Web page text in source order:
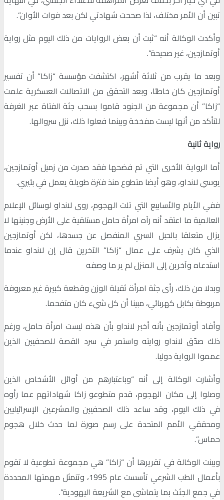
تبين أن الأمر مختلف، لذا صححت شهادتي لكن بعد فوات الأوان”.
وأكدت الوكالة أنه “ثبت أن بعض الروايات من ذلك اليوم مثل رواية
أوتمازجين، غير صحيحة”.
وبعد ما يقرب من ثلاثة أشهر، اكتشفت مؤسسة “زاكا” أن تفسير
أوتمازجين كان خاطئا، وبعد التحقق من الاتصالات العسكرية علمت
“زاكا” أن مجموعة من الجنود قاموا بسحب جثة الفتاة عبر الغرفة
للتأكد من أنها ليست مفخخة وبينما فعلوا ذلك، نزل سروالها.
رواية ثانية
أما الرواية الأخرى التي تم فضحها فقد صدرت من زميل أوتمازجين،
يوسي لانداو، وهو أيضا متطوع منذ فترة طويلة يعمل في بئيري.
ففي الأيام والأسابيع التي تلت الهجوم، روى لانداو لوسائل الإعلام
العالمية ما اعتقد أنه رآه امرأة حامل مستلقية على الأرض وجنينها لا
يزال متعلقا بالحبل السري المنفصل عن جسدها، لكن أوتمازجين
الذي كان يشرف على عمال “زاكا” الآخرين قال إن لانداو عندما
استدعاه وآخرين إلى المنزل لم ير ما وصفه
وبدلا من ذلك، رأى جثة امرأة ثقيلة الوزن وقطعة كبيرة غير معروفة
مربوطة بكابل كهربائي، مبينا أن كل شيء كان متفحما.
وأفاد أوتمازجين بأنه أخبر لانداو بأن هذه ليست امرأة حامل، ورغم
ذلك صدّق لانداو روايته واستمر في سرد ​​القصة للصحفيين الذين
عمموا الرواية دوليا.
وأشارت الوكالة إلى أنه “وباعتبارهم من أوائل الأشخاص الذين
وصلوا إلى مكان الهجوم، قدم متطوعو زاكا شهاداتهم عما رأوه
في ذلك اليوم، وقد ساعد ذلك الصحفيين والمشرعين الإسرائيليين
ومحققي الأمم المتحدة على رسم صورة لما حدث خلال هجوم
حماس”.
وبينت الوكالة في تقريرها أن “زاكا” هي مجموعة تطوعية لا تقوم
بأعمال الطب الشرعي تأسست عام 1995، وتتمثل مهمتها المحددة
في جمع الجثث بما يتماشى مع الشريعة اليهودية”.